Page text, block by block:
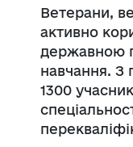
Ветерани,
активно
державною
навчання. З
1300